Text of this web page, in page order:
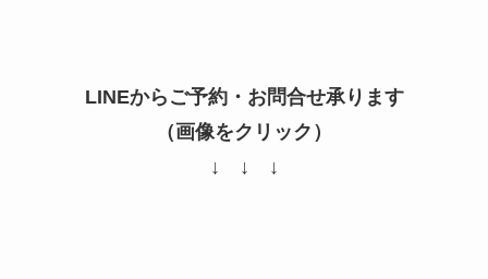
LINEからご予約・お問合せ承ります
（画像をクリック）
↓ ↓ ↓